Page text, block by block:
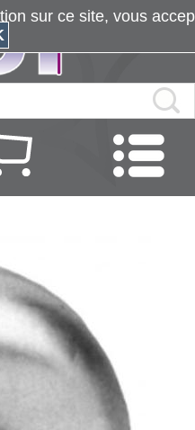
sur ce site, vous